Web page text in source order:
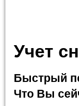
Учет
Быстрый
Что Вы